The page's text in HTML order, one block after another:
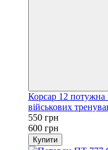
Корсар 12 потужна
військових
550 грн
600 грн
Купити